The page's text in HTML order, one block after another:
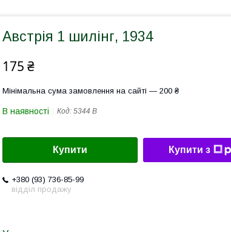
Австрія 1 шилінг, 1934
175 ₴
Мінімальна сума замовлення на сайті — 200 ₴
В наявності Код: 5344 B
Купити Купити з
+380 (93) 736-85-99
відділ продажу